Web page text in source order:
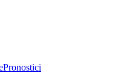
Pronostici